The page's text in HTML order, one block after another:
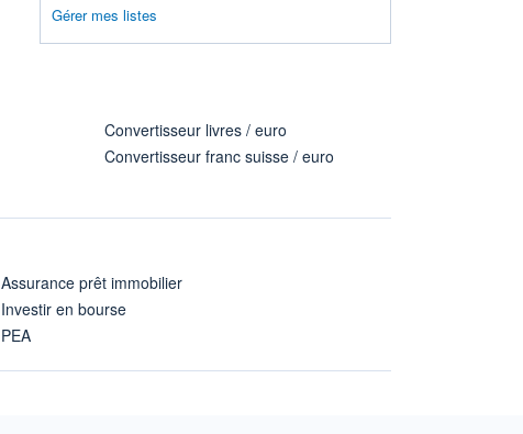
Gérer mes listes
Convertisseur livres / euro
Convertisseur franc suisse / euro
Assurance prêt immobilier
Investir en bourse
PEA